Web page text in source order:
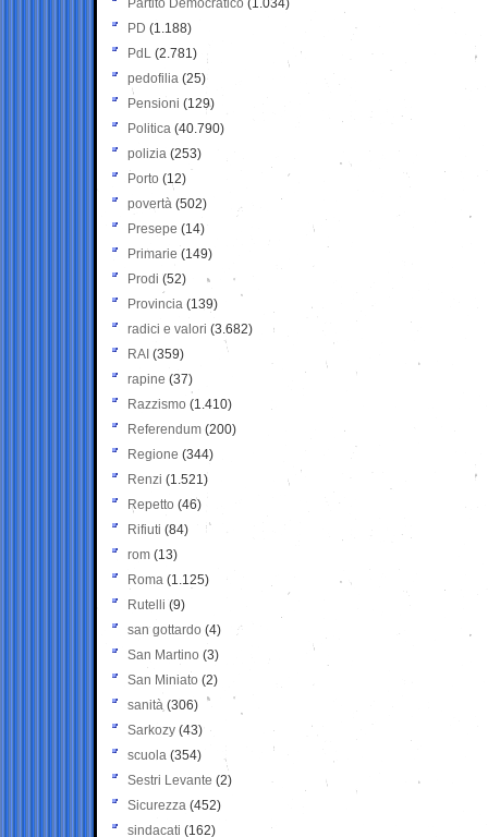
Partito Democratico (1.034)
PD (1.188)
PdL (2.781)
pedofilia (25)
Pensioni (129)
Politica (40.790)
polizia (253)
Porto (12)
povertà (502)
Presepe (14)
Primarie (149)
Prodi (52)
Provincia (139)
radici e valori (3.682)
RAI (359)
rapine (37)
Razzismo (1.410)
Referendum (200)
Regione (344)
Renzi (1.521)
Repetto (46)
Rifiuti (84)
rom (13)
Roma (1.125)
Rutelli (9)
san gottardo (4)
San Martino (3)
San Miniato (2)
sanità (306)
Sarkozy (43)
scuola (354)
Sestri Levante (2)
Sicurezza (452)
sindacati (162)